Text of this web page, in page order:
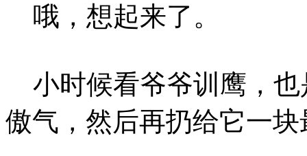
哦，想起来了。
小时候看爷爷训鹰，也
傲气，然后再扔给它一